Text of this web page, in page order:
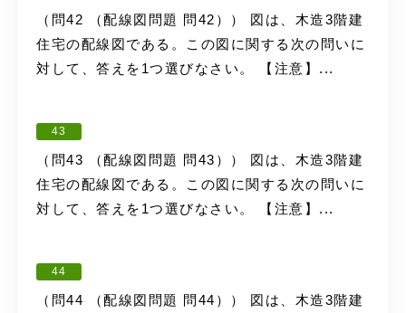
（問42 （配線図問題 問42）） 図は、木造3階建
住宅の配線図である。この図に関する次の問いに
対して、答えを1つ選びなさい。 【注意】...
43
（問43 （配線図問題 問43）） 図は、木造3階建
住宅の配線図である。この図に関する次の問いに
対して、答えを1つ選びなさい。 【注意】...
44
（問44 （配線図問題 問44）） 図は、木造3階建